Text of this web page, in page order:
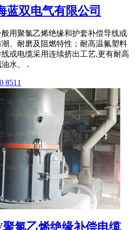
蓝双电气有限公司
用聚氯乙烯绝缘和护套补偿导线或
、耐磨及阻燃特性；耐高温氟塑料
或电缆采用连续挤出工艺,更有耐高
水、 .
8511
氯乙烯绝缘补偿电缆